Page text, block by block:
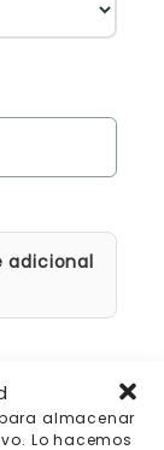
almacenar
Lo hacemos
adicional
la cesta